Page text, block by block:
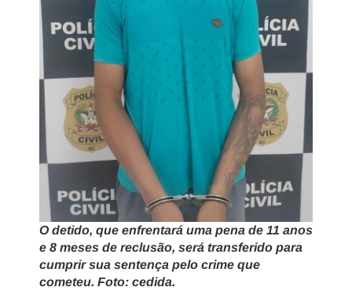
O detido, que enfrentará uma pena de 11 anos
e 8 meses de reclusão, será transferido para
cumprir sua sentença pelo crime que
cometeu. Foto: cedida.